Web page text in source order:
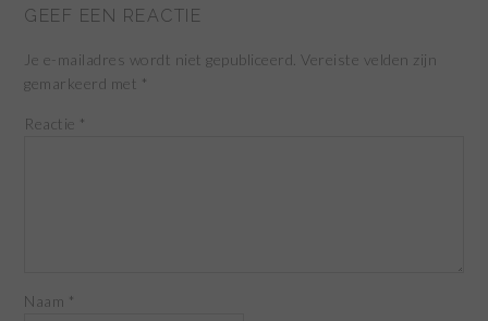
GEEF EEN REACTIE
Je e-mailadres wordt niet gepubliceerd. Vereiste velden zijn
gemarkeerd met *
Reactie *
Naam *